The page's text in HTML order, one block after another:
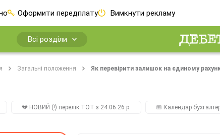
Оформити передплату Вимкнути рекламу
Всі розділи
Загальні положення Як перевірити залишок на єдиному
💔 НОВИЙ (!) перелік ТОТ з 24.06.26 р. 📅 Календар